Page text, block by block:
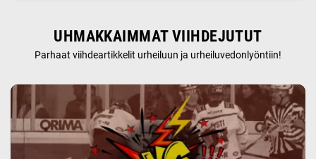
UHMAKKAIMMAT VIIHDEJUTUT
Parhaat viihdeartikkelit urheiluun ja urheiluvedonlyöntiin!